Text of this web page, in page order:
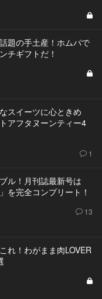
題の手土産！ホムパで
チギフトだ！
スイーツに心ときめ
アフタヌーンティー4
1
ル！月刊誌最新号は
を完全コンプリート！
13
れ！わがまま肉LOVER